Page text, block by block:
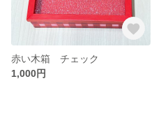
赤い木箱 チェック
1,000円